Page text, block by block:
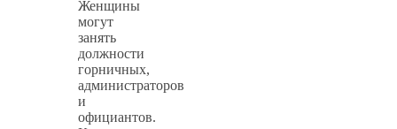
Женщины
могут
занять
должности
горничных,
администраторов
и
официантов.